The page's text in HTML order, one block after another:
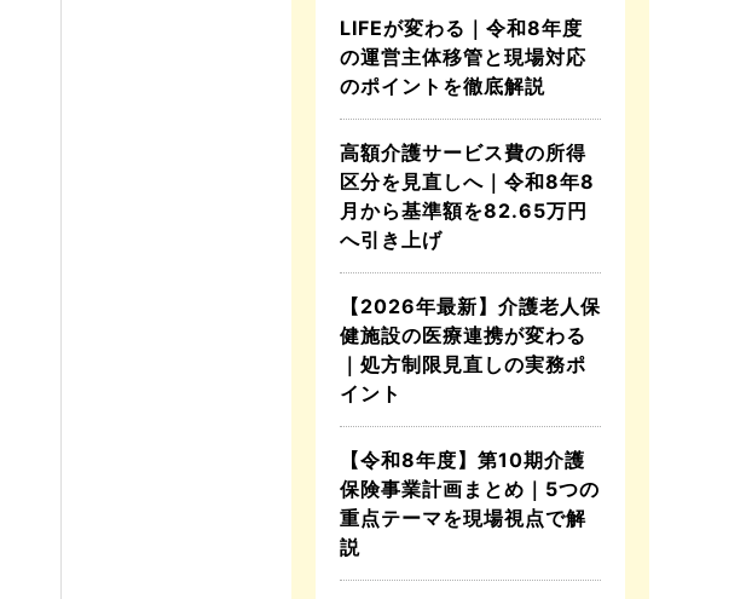
LIFEが変わる｜令和8年度
の運営主体移管と現場対応
のポイントを徹底解説
高額介護サービス費の所得
区分を見直しへ｜令和8年8
月から基準額を82.65万円
へ引き上げ
【2026年最新】介護老人保
健施設の医療連携が変わる
｜処方制限見直しの実務ポ
イント
【令和8年度】第10期介護
保険事業計画まとめ｜5つの
重点テーマを現場視点で解
説